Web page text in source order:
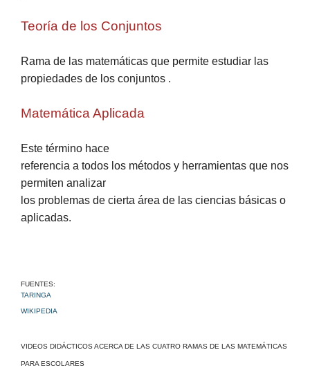
Teoría de los Conjuntos
Rama de las matemáticas que permite estudiar las
propiedades de los conjuntos .
Matemática Aplicada
Este término hace
referencia a todos los métodos y herramientas que nos
permiten analizar
los problemas de cierta área de las ciencias básicas o
aplicadas.
FUENTES:
TARINGA
WIKIPEDIA
VIDEOS DIDÁCTICOS ACERCA DE LAS CUATRO RAMAS DE LAS MATEMÁTICAS
PARA ESCOLARES